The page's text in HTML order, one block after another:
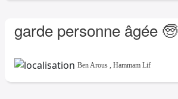
garde personne âgée 🧓
Ben Arous , Hammam Lif